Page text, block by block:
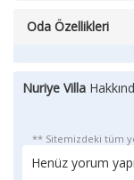
Oda Özellikleri
Nuriye Villa
** Sitemizdeki tüm
Henüz yorum